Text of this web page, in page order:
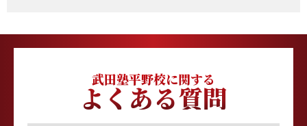
武田塾平野校に関する
よくある質問